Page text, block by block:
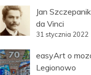
Jan
da Vinci
31 stycznia 2022
easyArt o
Legionowo